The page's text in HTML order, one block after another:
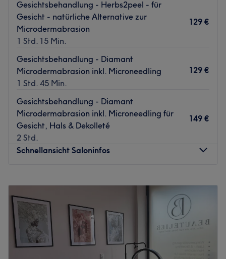
Gesichtsbehandlung - Herbs2peel - für
Gesicht - natürliche Alternative zur
Microdermabrasion
1 Std. 15 Min.
129 €
Gesichtsbehandlung - Diamant
Microdermabrasion inkl. Microneedling
1 Std. 45 Min.
129 €
Gesichtsbehandlung - Diamant
Microdermabrasion inkl. Microneedling für
Gesicht, Hals & Dekolleté
2 Std.
149 €
Schnellansicht Saloninfos
09:00
Mittwoch
09:00 –18:00
Donnerstag
09:00–19:00
Freitag
09:00–13:00
Samstag
Sonntag
Geschlossen